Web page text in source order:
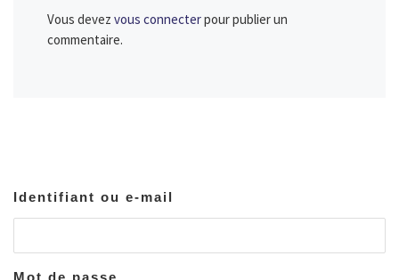
Vous devez vous connecterpour publier un
commentaire.
Identifiant ou e-mail